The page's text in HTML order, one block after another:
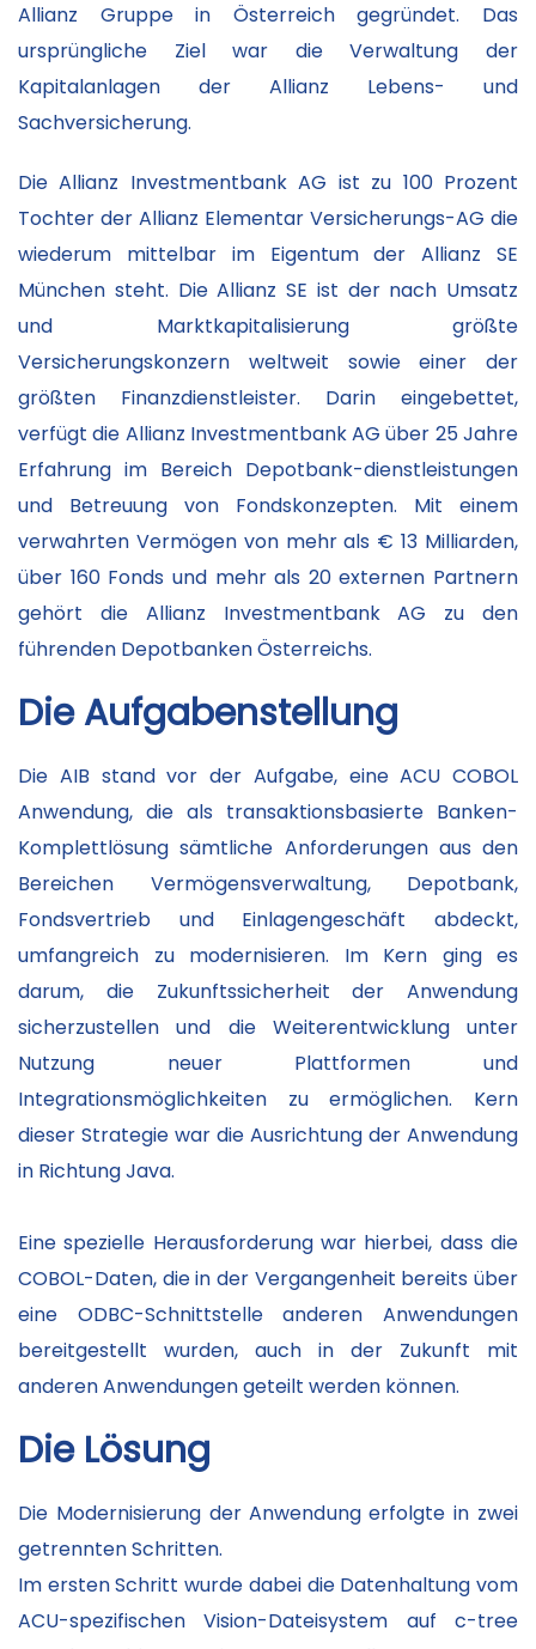
Allianz Gruppe in Österreich gegründet. Das
ursprüngliche Ziel war die Verwaltung der
Kapitalanlagen der Allianz Lebens- und
Sachversicherung.
Die Allianz Investmentbank AG ist zu 100 Prozent
Tochter der Allianz Elementar Versicherungs-AG die
wiederum mittelbar im Eigentum der Allianz SE
München steht. Die Allianz SE ist der nach Umsatz
und Marktkapitalisierung größte
Versicherungskonzern weltweit sowie einer der
größten Finanzdienstleister. Darin eingebettet,
verfügt die Allianz Investmentbank AG über 25 Jahre
Erfahrung im Bereich Depotbank-dienstleistungen
und Betreuung von Fondskonzepten. Mit einem
verwahrten Vermögen von mehr als € 13 Milliarden,
über 160 Fonds und mehr als 20 externen Partnern
gehört die Allianz Investmentbank AG zu den
führenden Depotbanken Österreichs.
Die Aufgabenstellung
Die AIB stand vor der Aufgabe, eine ACU COBOL
Anwendung, die als transaktionsbasierte Banken-
Komplettlösung sämtliche Anforderungen aus den
Bereichen Vermögensverwaltung, Depotbank,
Fondsvertrieb und Einlagengeschäft abdeckt,
umfangreich zu modernisieren. Im Kern ging es
darum, die Zukunftssicherheit der Anwendung
sicherzustellen und die Weiterentwicklung unter
Nutzung neuer Plattformen und
Integrationsmöglichkeiten zu ermöglichen. Kern
dieser Strategie war die Ausrichtung der Anwendung
in Richtung Java.
Eine spezielle Herausforderung war hierbei, dass die
COBOL-Daten, die in der Vergangenheit bereits über
eine ODBC-Schnittstelle anderen Anwendungen
bereitgestellt wurden, auch in der Zukunft mit
anderen Anwendungen geteilt werden können.
Die Lösung
Die Modernisierung der Anwendung erfolgte in zwei
getrennten Schritten.
Im ersten Schritt wurde dabei die Datenhaltung vom
ACU-spezifischen Vision-Dateisystem auf c-tree